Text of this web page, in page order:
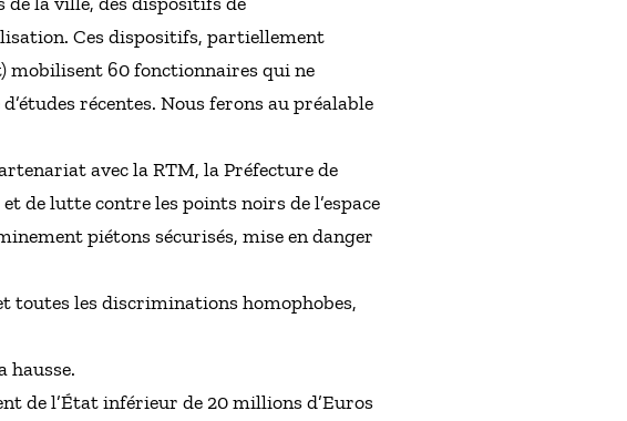
Ces dispositifs, partiellement
mobilisent 60 fonctionnaires qui ne
récentes. Nous ferons au préalable
avec la RTM, la Préfecture de
de lutte contre les points noirs de l’espace
piétons sécurisés, mise en danger
toutes les discriminations homophobes,
hausse.
de l’État inférieur de 20 millions d’Euros